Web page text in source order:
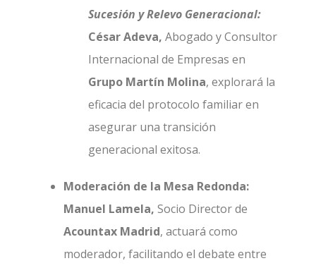
Sucesión y Relevo Generacional:
César Adeva, Abogado y Consultor
Internacional de Empresas en
Grupo Martín Molina, explorará la
eficacia del protocolo familiar en
asegurar una transición
generacional exitosa.
Moderación de la Mesa Redonda:
Manuel Lamela, Socio Director de
Acountax Madrid, actuará como
moderador, facilitando el debate entre